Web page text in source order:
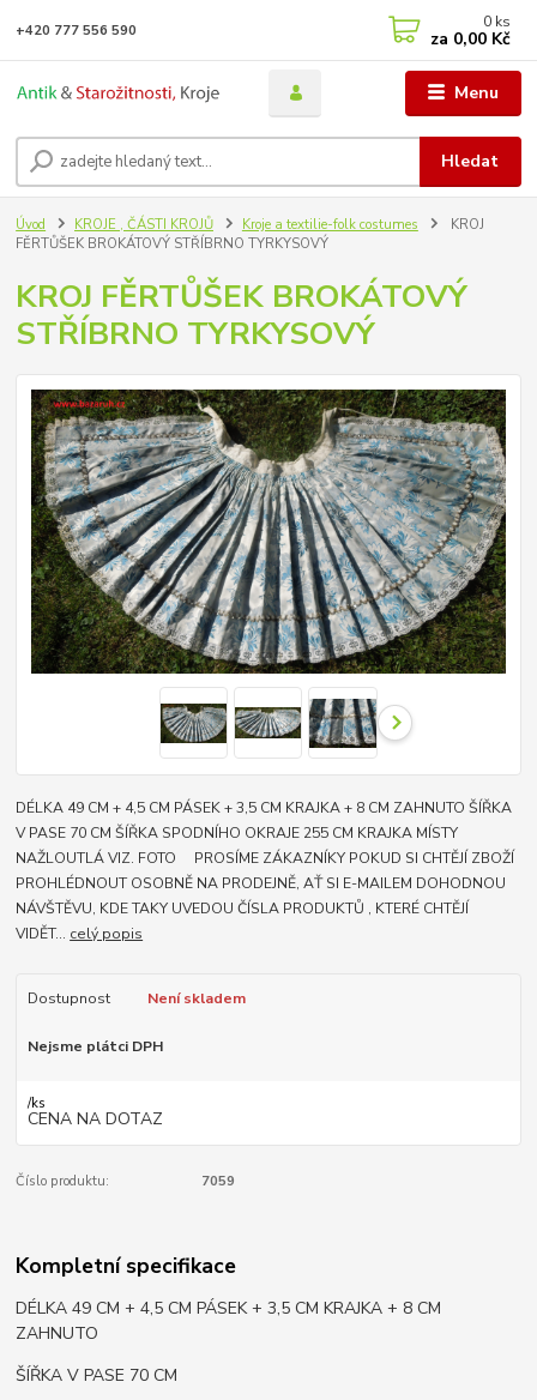
Menu
Hledat
+420 777 556 590 0 ks
za 0,00 Kč
Úvod KROJE , ČÁSTI KROJŮ Kroje a textilie-folk costumes
KROJ
FĚRTŮŠEK BROKÁTOVÝ STŘÍBRNO TYRKYSOVÝ
KROJ FĚRTŮŠEK BROKÁTOVÝ
STŘÍBRNO TYRKYSOVÝ
DÉLKA 49 CM + 4,5 CM PÁSEK + 3,5 CM KRAJKA + 8 CM ZAHNUTO ŠÍŘKA
V PASE 70 CM ŠÍŘKA SPODNÍHO OKRAJE 255 CM KRAJKA MÍSTY
NAŽLOUTLÁ VIZ. FOTO PROSÍME ZÁKAZNÍKY POKUD SI CHTĚJÍ ZBOŽÍ
PROHLÉDNOUT OSOBNĚ NA PRODEJNĚ, AŤ SI E-MAILEM DOHODNOU
NÁVŠTĚVU, KDE TAKY UVEDOU ČÍSLA PRODUKTŮ , KTERÉ CHTĚJÍ
VIDĚT... celý popis
Dostupnost Není skladem
Nejsme plátci DPH
/ks
CENA NA DOTAZ
Číslo produktu: 7059
Kompletní specifikace
DÉLKA 49 CM + 4,5 CM PÁSEK + 3,5 CM KRAJKA + 8 CM
ZAHNUTO
ŠÍŘKA V PASE 70 CM